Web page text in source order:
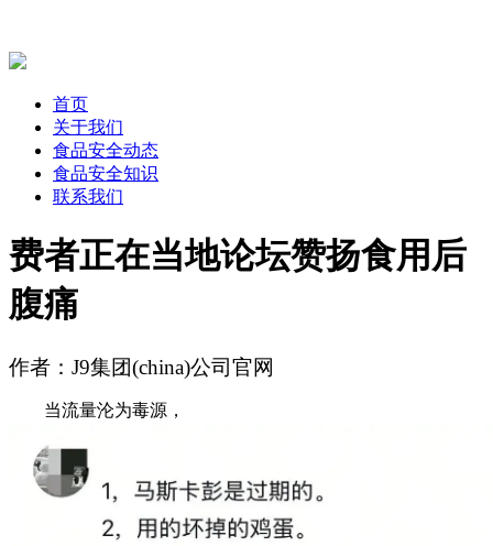
首页
关于我们
食品安全动态
食品安全知识
联系我们
费者正在当地论坛赞扬食用后
腹痛
作者：J9集团(china)公司官网
当流量沦为毒源，